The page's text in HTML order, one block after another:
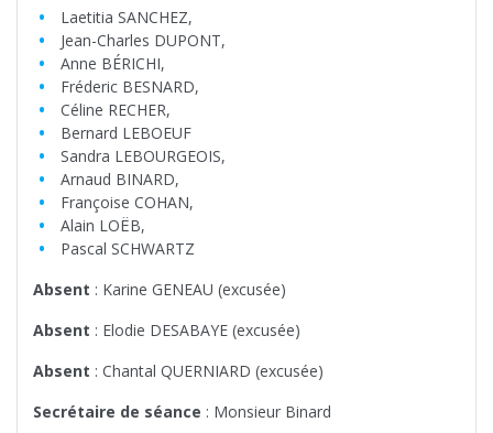
Laetitia SANCHEZ,
Jean-Charles DUPONT,
Anne BÉRICHI,
Fréderic BESNARD,
Céline RECHER,
Bernard LEBOEUF
Sandra LEBOURGEOIS,
Arnaud BINARD,
Françoise COHAN,
Alain LOËB,
Pascal SCHWARTZ
Absent : Karine GENEAU (excusée)
Absent : Elodie DESABAYE (excusée)
Absent : Chantal QUERNIARD (excusée)
Secrétaire de séance : Monsieur Binard